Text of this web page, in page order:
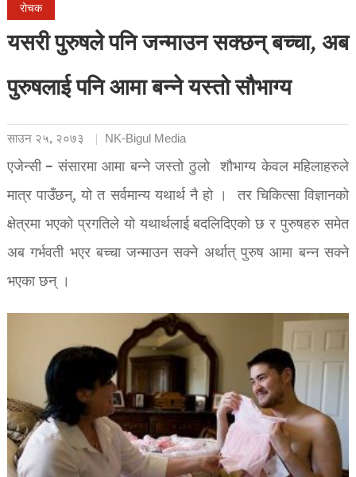
रोचक
यसरी पुरुषले पनि जन्माउन सक्छन् बच्चा, अब
पुरुषलाई पनि आमा बन्ने यस्तो सौभाग्य
साउन २५, २०७३ NK-Bigul Media
एजेन्सी – संसारमा आमा बन्ने जस्तो ठुलो शौभाग्य केवल महिलाहरुले
मात्र पाउँछन्, यो त सर्वमान्य यथार्थ नै हो । तर चिकित्सा विज्ञानको
क्षेत्रमा भएको प्रगतिले यो यथार्थलाई बदलिदिएको छ र पुरुषहरु समेत
अब गर्भवती भएर बच्चा जन्माउन सक्ने अर्थात् पुरुष आमा बन्न सक्ने
भएका छन् ।